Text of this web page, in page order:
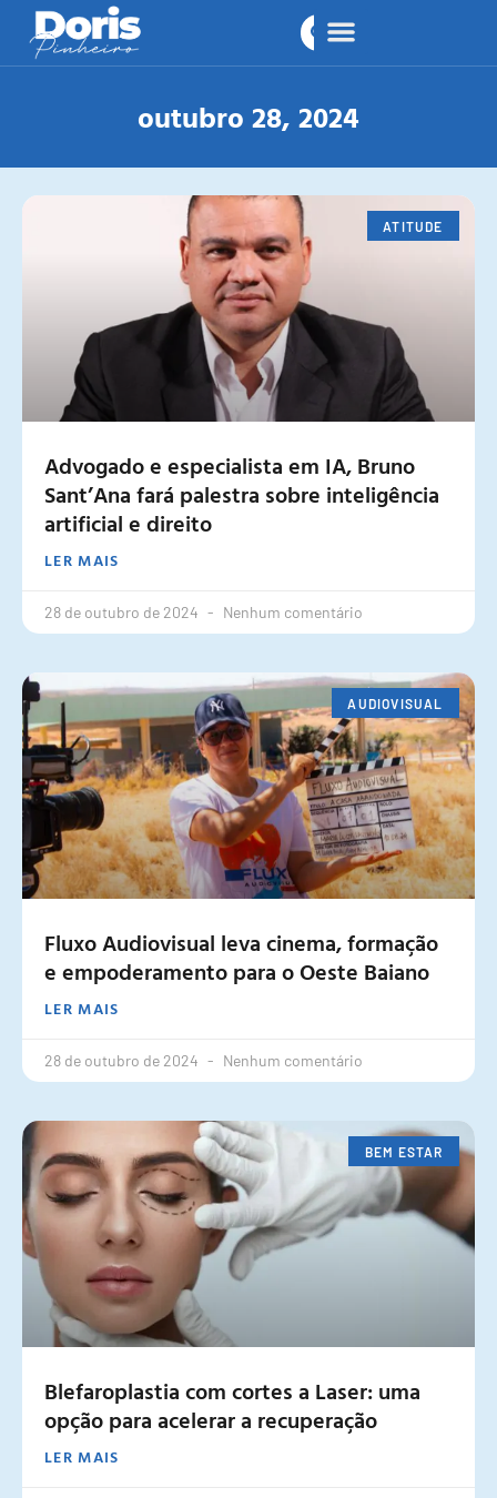
outubro 28, 2024
ATITUDE
Advogado e especialista em IA, Bruno
Sant’Ana fará palestra sobre inteligência
artificial e direito
LER MAIS
28 de outubro de 2024 Nenhum comentário
AUDIOVISUAL
Fluxo Audiovisual leva cinema, formação
e empoderamento para o Oeste Baiano
LER MAIS
28 de outubro de 2024 Nenhum comentário
BEM ESTAR
Blefaroplastia com cortes a Laser: uma
opção para acelerar a recuperação
LER MAIS